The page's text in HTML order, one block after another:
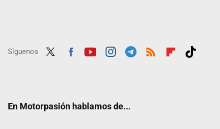
Síguenos
En Motorpasión hablamos de...